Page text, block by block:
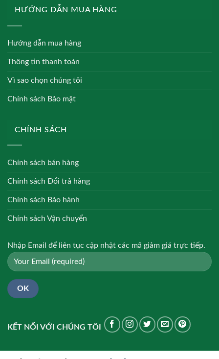
HƯỚNG DẪN MUA HÀNG
Hướng dẫn mua hàng
Thông tin thanh toán
Vì sao chọn chúng tôi
Chính sách Bảo mật
CHÍNH SÁCH
Chính sách bán hàng
Chính sách Đổi trả hàng
Chính sách Bảo hành
Chính sách Vận chuyển
Nhập Email để liên tục cập nhật các mã giảm giá trực tiếp.
KẾT NỐI VỚI CHÚNG TÔI